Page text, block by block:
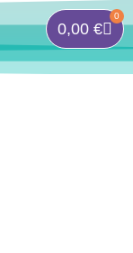
0,00 €
0